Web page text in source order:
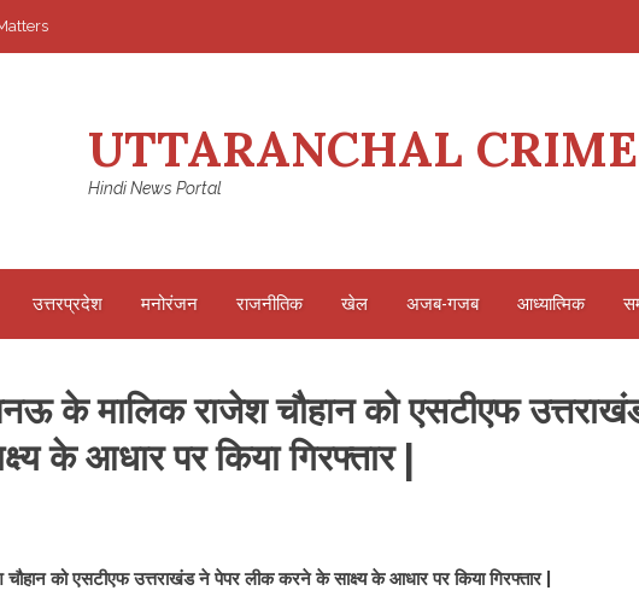
UTTARANCHAL
Hindi News Portal
उत्तरप्रदेश मनोरंजन राजनीतिक खेल अजब-गजब आध्यात्मिक
के मालिक राजेश चौहान को एसटीएफ
के आधार पर किया गिरफ्तार |
को एसटीएफ उत्तराखंड ने पेपर लीक करने के साक्ष्य के आधार पर किया गिरफ्तार |